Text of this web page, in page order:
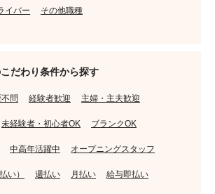
イバー その他職種
だわり条件から探す
問 経験者歓迎 主婦・主夫歓迎
未経験者・初心者OK ブランクOK
中高年活躍中 オープニングスタッフ
い） 週払い 月払い 給与即払い